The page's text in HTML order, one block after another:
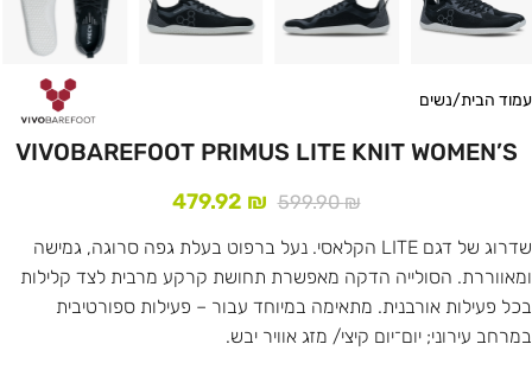
עמוד הבית/נשים
VIVOBAREFOOT PRIMUS LITE KNIT WOMEN’S
599.90₪
479.92 ₪
שדרוג של דגם LITE הקלאסי. נעל ברפוט בעלת גפה סרוגה, גמישה
ומאווררת. הסולייה הדקה מאפשרת תחושת קרקע מרבית לצד קלילות
בכל פעילות אורבנית. מתאימה במיוחד עבור – פעילות ספורטיבית
במרחב עירוני; יום־יום קיצי/ מזג אוויר יבש.